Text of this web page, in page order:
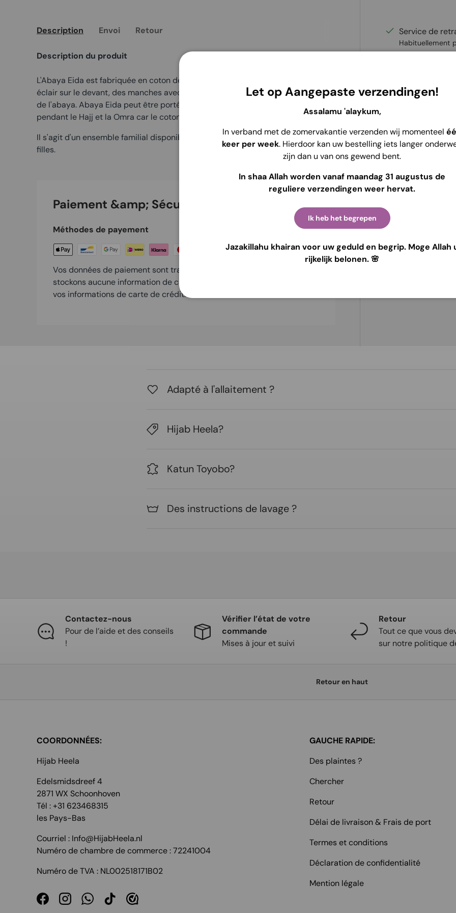
Service de
Habituellement
Utilisez le code : "
4,95€ sur ce
Description Envoi Retour
Description du produit
L'Abaya Eida est fabriquée en coton de qualité supérieure, avec une fermeture
éclair sur le devant, des manches avec boutons et une poche sur le côté droit
de l'abaya. Abaya Eida peut être portée pour des activités formelles ou
pendant le Hajj et la Omra car le coton vous évite d'avoir trop chaud.
Il s'agit d'un ensemble familial disponible pour les hommes, les garçons et les
filles.
Paiement &amp; Sécurité
Méthodes de payement
Vos données de paiement sont traitées en toute sécurité. Nous ne
stockons aucune information de carte de crédit et n’avons pas accès à
vos informations de carte de crédit.
Adapté à l'allaitement ?
Hijab Heela?
Katun Toyobo?
Des instructions de lavage ?
Let op Aangepaste verzendingen!
Assalamu 'alaykum,
In verband met de zomervakantie verzenden wij momenteel
keer per week. Hierdoor kan uw bestelling iets langer
zijn dan u van ons gewend bent.
In shaa Allah worden vanaf maandag 31 augustus de
reguliere verzendingen weer hervat.
Ik heb het begrepen
Jazakillahu khairan voor uw geduld en begrip. Moge Allah
rijkelijk belonen. 🌸
Contactez-nous
Pour de l’aide et des conseils
!
Vérifier l’état de votre
commande
Mises à jour et suivi
Retour
Tout ce que vous
sur notre politique
Retour en haut
COORDONNÉES:
Hijab Heela
Edelsmidsdreef 4
2871 WX Schoonhoven
Tél : +31 623468315
les Pays-Bas
Courriel : Info@HijabHeela.nl
Numéro de chambre de commerce : 72241004
Numéro de TVA : NL002518171B02
FacebookInstagramWhatsApp
TikTok
GAUCHE RAPIDE:
Des plaintes ?
Chercher
Retour
Délai de livraison & Frais de port
Termes et conditions
Déclaration de confidentialité
Mention légale